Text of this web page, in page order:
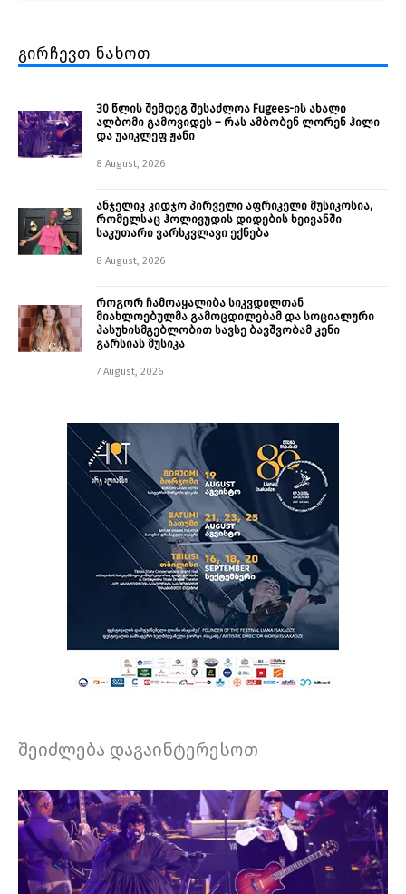
გირჩევთ ნახოთ
30 წლის შემდეგ შესაძლოა Fugees-ის ახალი
ალბომი გამოვიდეს – რას ამბობენ ლორენ ჰილი
და უაიკლეფ ჟანი
8 August, 2026
ანჯელიკ კიდჯო პირველი აფრიკელი მუსიკოსია,
რომელსაც ჰოლივუდის დიდების ხეივანში
საკუთარი ვარსკვლავი ექნება
8 August, 2026
როგორ ჩამოაყალიბა სიკვდილთან
მიახლოებულმა გამოცდილებამ და სოციალური
პასუხისმგებლობით სავსე ბავშვობამ კენი
გარსიას მუსიკა
7 August, 2026
შეიძლება დაგაინტერესოთ